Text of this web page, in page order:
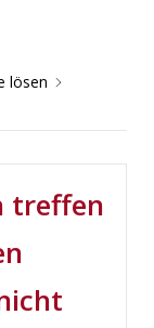
lösen
treffen